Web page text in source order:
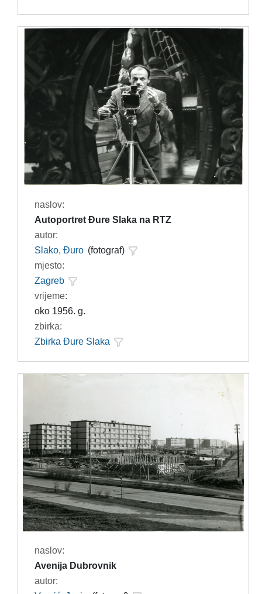
naslov:
Autoportret Đure Slaka na RTZ
autor:
Slako, Đuro (fotograf)
mjesto:
Zagreb
vrijeme:
oko 1956. g.
zbirka:
Zbirka Đure Slaka
naslov:
Avenija Dubrovnik
autor: